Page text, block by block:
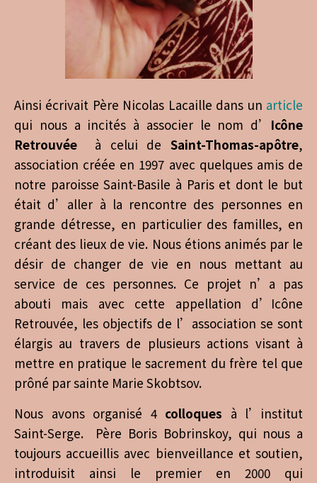
Ainsi écrivait Père Nicolas Lacaille dans un article
qui nous a incités à associer le nom d’ Icône
Retrouvée à celui de Saint-Thomas-apôtre,
association créée en 1997 avec quelques amis de
notre paroisse Saint-Basile à Paris et dont le but
était d’aller à la rencontre des personnes en
grande détresse, en particulier des familles, en
créant des lieux de vie. Nous étions animés par le
désir de changer de vie en nous mettant au
service de ces personnes. Ce projet n’a pas
abouti mais avec cette appellation d’Icône
Retrouvée, les objectifs de l’association se sont
élargis au travers de plusieurs actions visant à
mettre en pratique le sacrement du frère tel que
prôné par sainte Marie Skobtsov.
Nous avons organisé 4 colloques à l’institut
Saint-Serge. Père Boris Bobrinskoy, qui nous a
toujours accueillis avec bienveillance et soutien,
introduisit ainsi le premier en 2000 qui